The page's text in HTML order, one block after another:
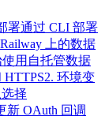
署通过 CLI 部署
Railway 上的数据
使用自托管数据
HTTPS2. 环境变
择
新 OAuth 回调